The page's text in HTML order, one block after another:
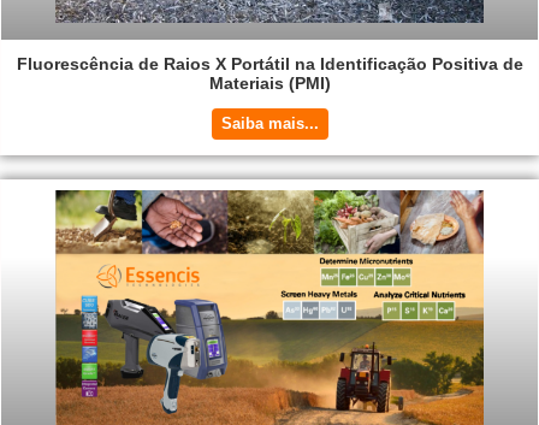
Fluorescência de Raios X Portátil na Identificação Positiva de
Materiais (PMI)
Saiba mais...